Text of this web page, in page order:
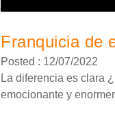
Franquicia de
Posted : 12/07/2022
La diferencia es clara
emocionante y